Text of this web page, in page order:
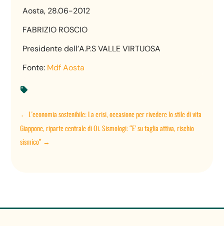
Aosta, 28.06-2012
FABRIZIO ROSCIO
Presidente dell’A.P.S VALLE VIRTUOSA
Fonte: Mdf Aosta

←L'economia sostenibile: La crisi, occasione per rivedere lo stile di vita
Giappone, riparte centrale di Oi. Sismologi: “E’ su faglia attiva, rischio
sismico” →